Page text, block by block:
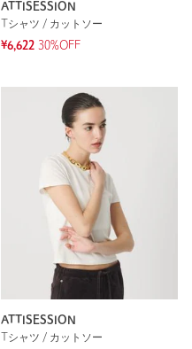
ATTISESSION
Tシャツ / カットソー
¥6,622 30%OFF
ATTISESSION
Tシャツ / カットソー